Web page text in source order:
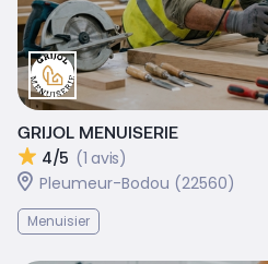
GRIJOL MENUISERIE
4/5 (1 avis)
Pleumeur-Bodou (22560)
Menuisier